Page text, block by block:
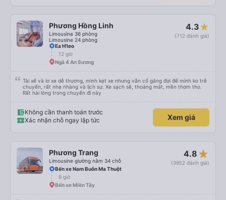
Phương Hồng Linh
Limousine 36 phòng
Limousine 24 phòng
4.3
(712 đánh giá)
Ea H'leo
12 giờ
Ngã 4 An Sương
Tài xế và lơ xe dễ thương, mình kẹt xe nhưng vẫn cố gắng đợi để mình ko trễ
chuyến, rất nhẹ nhàng và lịch sự. Xe sạch sẽ, thoáng mát, mền thơm tho.
Rất hài lòng trong chuyến đi này
Không cần thanh toán trước
Xác nhận chỗ ngay lập tức
Xem giá
Phương Trang
Limousine giường nằm 34 chỗ
4.8 star_rate
(3952 đánh giá)
Bến xe Nam Buôn Ma Thuột
9 giờ
Bến xe Miền Tây